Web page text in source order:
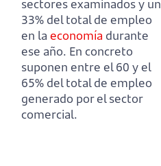
sectores examinados y un
33% del total de empleo
en la economía durante
ese año. En concreto
suponen entre el 60 y el
65% del total de empleo
generado por el sector
comercial.